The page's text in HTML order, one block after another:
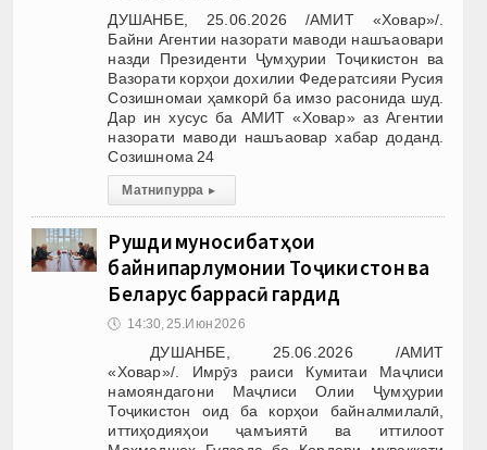
ДУШАНБЕ, 25.06.2026 /АМИТ «Ховар»/.
Байни Агентии назорати маводи нашъаовари
назди Президенти Ҷумҳурии Тоҷикистон ва
Вазорати корҳои дохилии Федератсияи Русия
Созишномаи ҳамкорӣ ба имзо расонида шуд.
Дар ин хусус ба АМИТ «Ховар» аз Агентии
назорати маводи нашъаовар хабар доданд.
Созишнома 24
Матни пурра ▸
Рушди муносибатҳои
байнипарлумонии Тоҷикистон ва
Беларус баррасӣ гардид
🕔 14:30, 25.Июн 2026
ДУШАНБЕ, 25.06.2026 /АМИТ
«Ховар»/. Имрӯз раиси Кумитаи Маҷлиси
намояндагони Маҷлиси Олии Ҷумҳурии
Тоҷикистон оид ба корҳои байналмилалӣ,
иттиҳодияҳои ҷамъиятӣ ва иттилоот